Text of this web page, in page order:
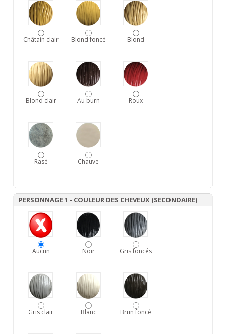
Châtain clair Blond foncé Blond
Blond clair Au burn Roux
Rasé Chauve
PERSONNAGE 1 - COULEUR DES CHEVEUX (SECONDAIRE)
Aucun Noir Gris foncés
Gris clair Blanc Brun foncé